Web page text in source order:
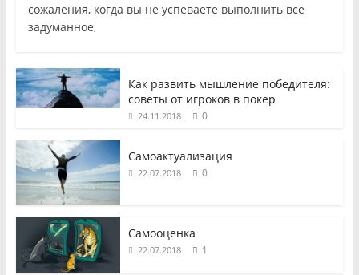
сожаления, когда вы не успеваете выполнить все
задуманное,
Как развить мышление победителя:
советы от игроков в покер
24.11.2018 0
Самоактуализация
22.07.2018 0
Самооценка
22.07.2018 1